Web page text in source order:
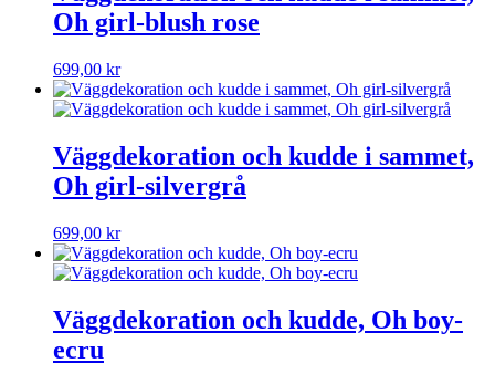
Oh girl-blush rose
699,00 kr
Väggdekoration och kudde i sammet,
Oh girl-silvergrå
699,00 kr
Väggdekoration och kudde, Oh boy-
ecru